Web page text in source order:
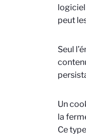
peut
Seul
Un
la
Ce